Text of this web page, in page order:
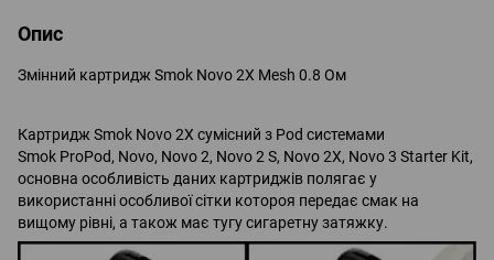
Опис
Змінний картридж Smok Novo 2X Mesh 0.8 Ом
Картридж Smok Novo 2X сумісний з Pod системами
Smok ProPod, Novo, Novo 2, Novo 2 S, Novo 2X, Novo 3 Starter Kit,
основна особливість даних картриджів полягає у
використанні особливої сітки котороя передає смак на
вищому рівні, а також має тугу сигаретну затяжку.